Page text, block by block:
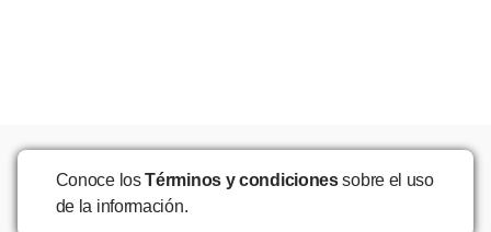
Conoce losTérminos y condicionessobre el uso
de la información.